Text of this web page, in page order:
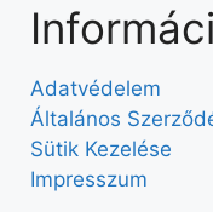
Adatvédelem
Általános
Sütik Kezelése
Impresszum